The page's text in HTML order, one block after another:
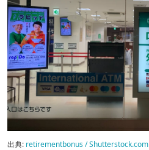
出典: retirementbonus / Shutterstock.com